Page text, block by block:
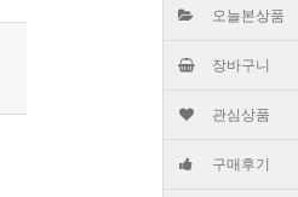
오늘본상품
장바구니
관심상품
구매후기